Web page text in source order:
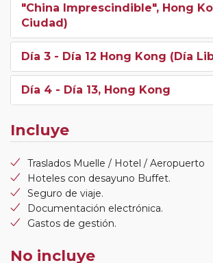
"China Imprescindible", Hong
Ciudad)
Día 3 - Día 12 Hong Kong (Día
Día 4 - Día 13, Hong Kong
Incluye
Traslados Muelle / Hotel / Aeropuerto
Hoteles con desayuno Buffet.
Seguro de viaje.
Documentación electrónica.
Gastos de gestión.
No incluye